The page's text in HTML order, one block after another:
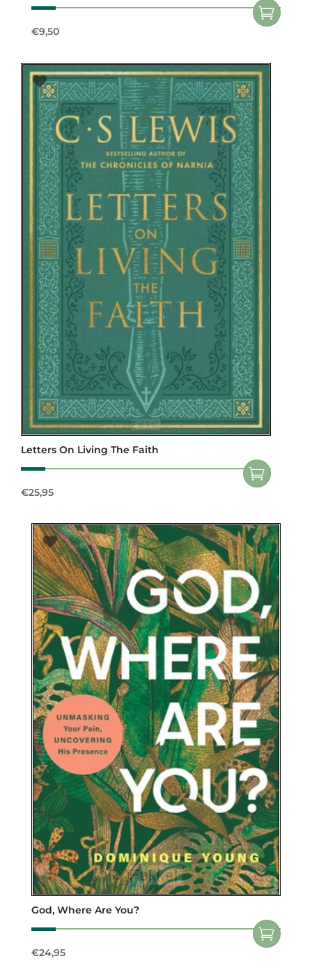
€9,50
Letters On Living The Faith
€25,95
God, Where Are You?
€24,95